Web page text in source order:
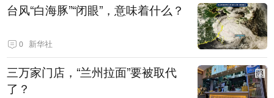
台风“白海豚”“闭眼”，意味着什么？
0 新华社
三万家门店，“兰州拉面”要被取代
了？